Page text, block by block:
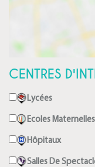
CENTRES
Lycées
Ecoles Maternelles
Hôpitaux
Salles De